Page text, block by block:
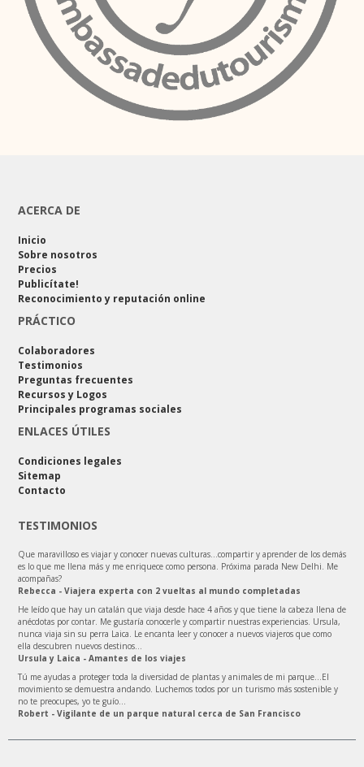
ACERCA DE
Inicio
Sobre nosotros
Precios
Publicítate!
Reconocimiento y reputación online
PRÁCTICO
Colaboradores
Testimonios
Preguntas frecuentes
Recursos y Logos
Principales programas sociales
ENLACES ÚTILES
Condiciones legales
Sitemap
Contacto
TESTIMONIOS
Que maravilloso es viajar y conocer nuevas culturas…compartir y aprender de los demás
es lo que me llena más y me enriquece como persona. Próxima parada New Delhi. Me
acompañas?
Rebecca - Viajera experta con 2 vueltas al mundo completadas
He leído que hay un catalán que viaja desde hace 4 años y que tiene la cabeza llena de
anécdotas por contar. Me gustaría conocerle y compartir nuestras experiencias. Ursula,
nunca viaja sin su perra Laica. Le encanta leer y conocer a nuevos viajeros que como
ella descubren nuevos destinos...
Ursula y Laica - Amantes de los viajes
Tú me ayudas a proteger toda la diversidad de plantas y animales de mi parque…El
movimiento se demuestra andando. Luchemos todos por un turismo más sostenible y
no te preocupes, yo te guío…
Robert - Vigilante de un parque natural cerca de San Francisco